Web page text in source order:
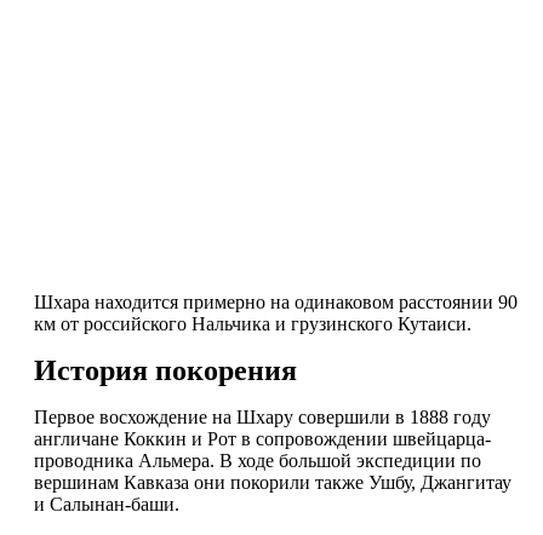
Шхара находится примерно на одинаковом расстоянии 90
км от российского Нальчика и грузинского Кутаиси.
История покорения
Первое восхождение на Шхару совершили в 1888 году
англичане Коккин и Рот в сопровождении швейцарца-
проводника Альмера. В ходе большой экспедиции по
вершинам Кавказа они покорили также Ушбу, Джангитау
и Салынан-баши.